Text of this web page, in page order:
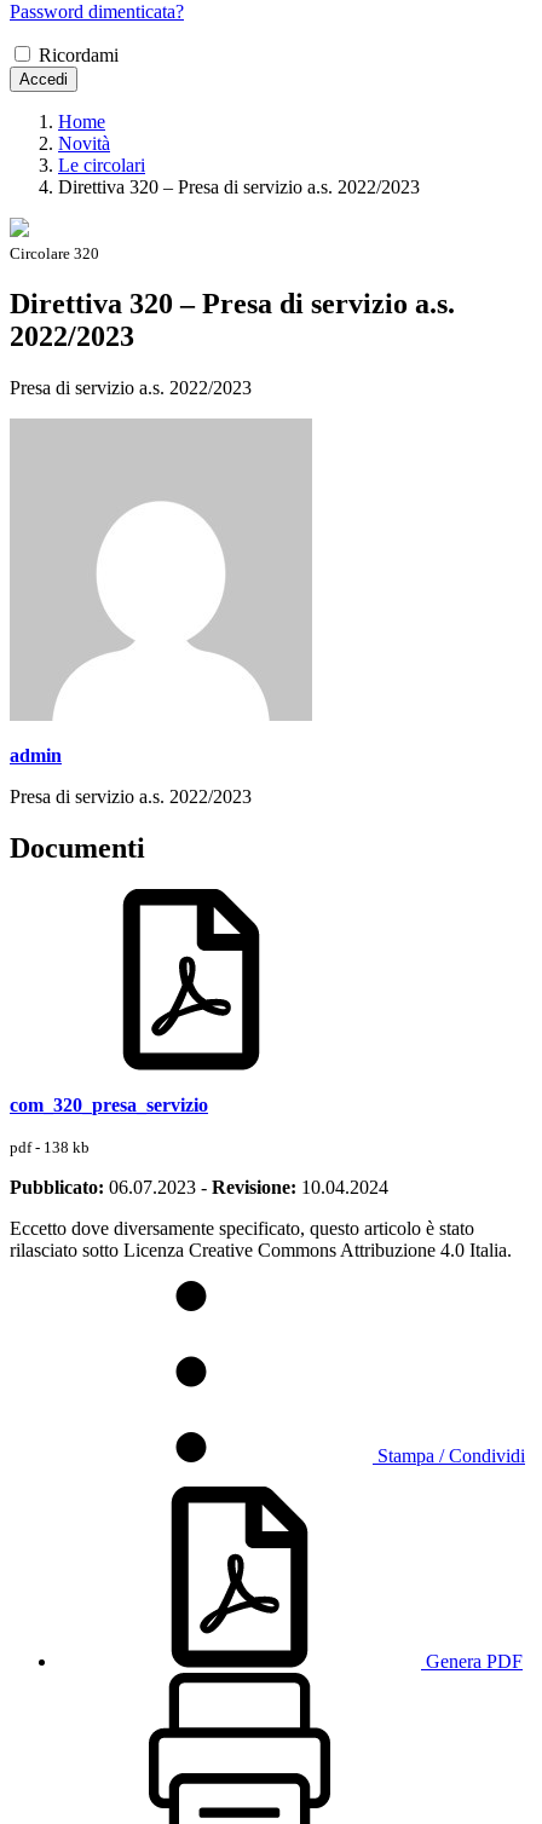
Password dimenticata?
Ricordami
Accedi
Home
Novità
Le circolari
Direttiva 320 – Presa di servizio a.s. 2022/2023
Circolare 320
Direttiva 320 – Presa di servizio a.s.
2022/2023
Presa di servizio a.s. 2022/2023
admin
Presa di servizio a.s. 2022/2023
Documenti
com_320_presa_servizio
pdf - 138 kb
Pubblicato: 06.07.2023 - Revisione: 10.04.2024
Eccetto dove diversamente specificato, questo articolo è stato
rilasciato sotto Licenza Creative Commons Attribuzione 4.0 Italia.
Stampa / Condividi
Genera PDF